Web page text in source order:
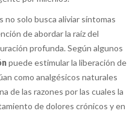
solo busca aliviar síntomas
de abordar la raíz del
profunda. Según algunos
puede estimular la liberación de
como analgésicos naturales
de las razones por las cuales la
de dolores crónicos y en